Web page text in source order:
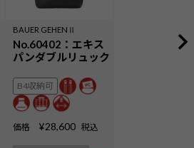
BAUER GEHENⅡ
No.60402：エキス
パンダブルリュック
B4収納可
価格 ¥28,600 税込